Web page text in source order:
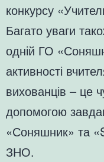
конкурсу
Багато уваги
одній ГО
активності
вихованців – це
допомогою
«Соняшник» та
ЗНО.